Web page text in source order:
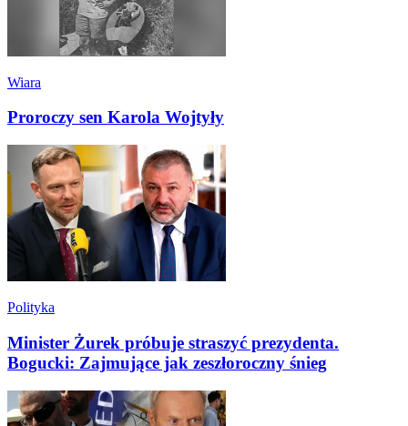
Wiara
Proroczy sen Karola Wojtyły
Polityka
Minister Żurek próbuje straszyć prezydenta.
Bogucki: Zajmujące jak zeszłoroczny śnieg